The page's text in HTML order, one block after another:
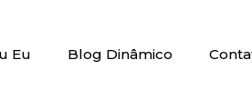
Eu Blog Dinâmico